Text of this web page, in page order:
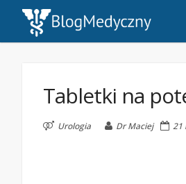
Tabletki na
Urologia Dr Maciej 21